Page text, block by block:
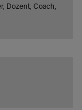
Dozent, Coach,